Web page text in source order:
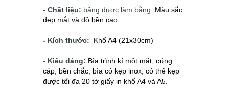
- Chất liệu: bảng được làm bằng. Màu sắc
đẹp mắt và độ bền cao.
- Kích thước: Khổ A4 (21x30cm)
- Kiểu dáng: Bìa trình kí một mặt, cứng
cáp, bền chắc, bìa có kẹp inox, có thể kẹp
được tối đa 20 tờ giấy in khổ A4 và A5.